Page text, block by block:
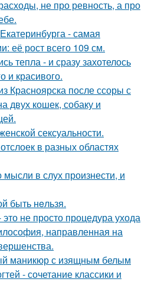
не про ревность, а про
- самая
её рост всего 109 см.
тепла - и сразу захотелось
и красивого.
Красноярска после ссоры с
двух кошек, собаку и
сексуальности.
в разных областях
мысли в слух произнести, и
быть нeльзя.
не просто процедура ухода
направленная на
маникюр с изящным белым
- сочетание классики и